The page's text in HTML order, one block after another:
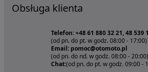
Obsługa klienta
Telefon: +48 61 880 32 21, 48 539
(od pn. do pt. w godz. 08:00 - 17:00)
Email: pomoc@otomoto.pl
(od pn. do nd. w godz. 08:00 - 20:00)
Chat:(od pn. do pt. w godz. 09:00 -